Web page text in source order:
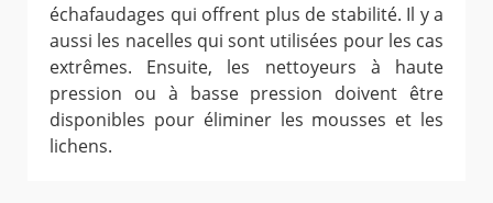
échafaudages qui offrent plus de stabilité. Il y a
aussi les nacelles qui sont utilisées pour les cas
extrêmes. Ensuite, les nettoyeurs à haute
pression ou à basse pression doivent être
disponibles pour éliminer les mousses et les
lichens.